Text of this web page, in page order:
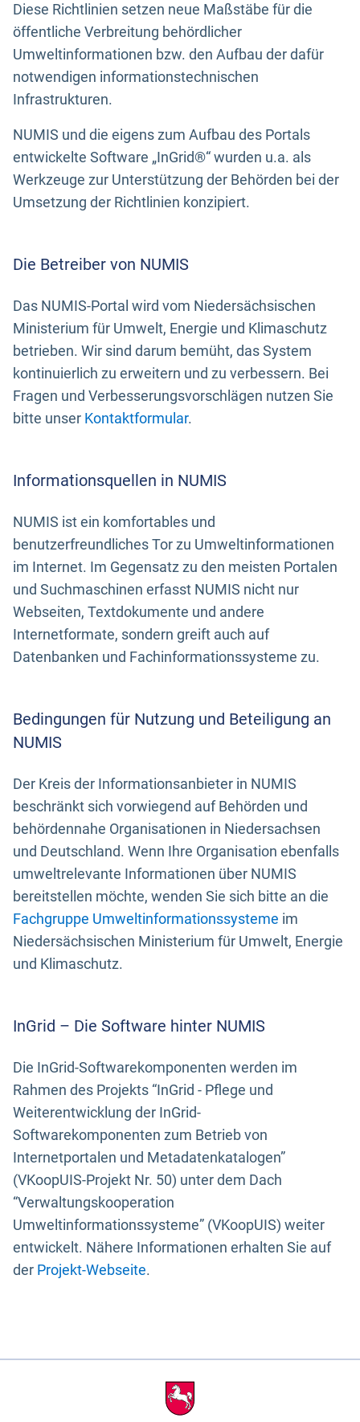
Diese Richtlinien setzen neue Maßstäbe für die
öffentliche Verbreitung behördlicher
Umweltinformationen bzw. den Aufbau der dafür
notwendigen informationstechnischen
Infrastrukturen.
NUMIS und die eigens zum Aufbau des Portals
entwickelte Software „InGrid®“ wurden u.a. als
Werkzeuge zur Unterstützung der Behörden bei der
Umsetzung der Richtlinien konzipiert.
Die Betreiber von NUMIS
Das NUMIS-Portal wird vom Niedersächsischen
Ministerium für Umwelt, Energie und Klimaschutz
betrieben. Wir sind darum bemüht, das System
kontinuierlich zu erweitern und zu verbessern. Bei
Fragen und Verbesserungsvorschlägen nutzen Sie
bitte unser Kontaktformular.
Informationsquellen in NUMIS
NUMIS ist ein komfortables und
benutzerfreundliches Tor zu Umweltinformationen
im Internet. Im Gegensatz zu den meisten Portalen
und Suchmaschinen erfasst NUMIS nicht nur
Webseiten, Textdokumente und andere
Internetformate, sondern greift auch auf
Datenbanken und Fachinformationssysteme zu.
Bedingungen für Nutzung und Beteiligung an
NUMIS
Der Kreis der Informationsanbieter in NUMIS
beschränkt sich vorwiegend auf Behörden und
behördennahe Organisationen in Niedersachsen
und Deutschland. Wenn Ihre Organisation ebenfalls
umweltrelevante Informationen über NUMIS
bereitstellen möchte, wenden Sie sich bitte an die
Fachgruppe Umweltinformationssysteme im
Niedersächsischen Ministerium für Umwelt, Energie
und Klimaschutz.
InGrid – Die Software hinter NUMIS
Die InGrid-Softwarekomponenten werden im
Rahmen des Projekts “InGrid - Pflege und
Weiterentwicklung der InGrid-
Softwarekomponenten zum Betrieb von
Internetportalen und Metadatenkatalogen”
(VKoopUIS-Projekt Nr. 50) unter dem Dach
“Verwaltungskooperation
Umweltinformationssysteme” (VKoopUIS) weiter
entwickelt. Nähere Informationen erhalten Sie auf
der Projekt-Webseite.